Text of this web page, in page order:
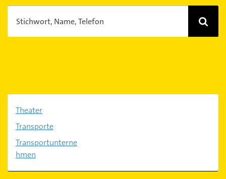
Stichwort, Name, Telefon
Theater
Transporte
Transportunterne
hmen